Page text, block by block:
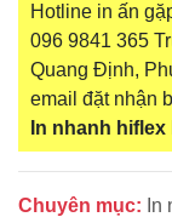
Hotline in ấn
096 9841 365
Quang Định,
email đặt nhận
In nhanh hiflex
Chuyên mục: In